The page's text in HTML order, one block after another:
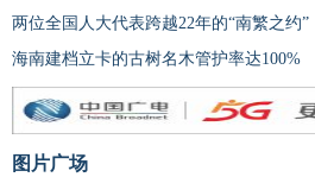
两位全国人大代表跨越22年的“南繁之约”
海南建档立卡的古树名木管护率达100%
图片广场